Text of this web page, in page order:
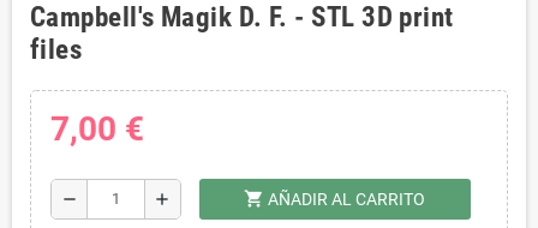
Campbell's Magik D. F. - STL 3D print
files
7,00 €
remove add shopping_cart AÑADIR AL CARRITO